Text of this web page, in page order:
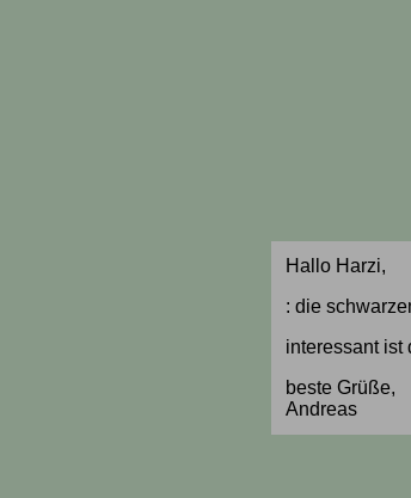
Hallo Harzi,
: die
interessant ist
beste Grüße,
Andreas